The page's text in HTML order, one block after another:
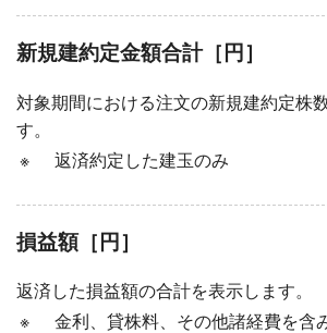
新規建約定金額合計［円］
対象期間における注文の新規建約定株
す。
※
返済約定した建玉のみ
損益額［円］
返済した損益額の合計を表示します。
※
金利、貸株料、その他諸経費を含